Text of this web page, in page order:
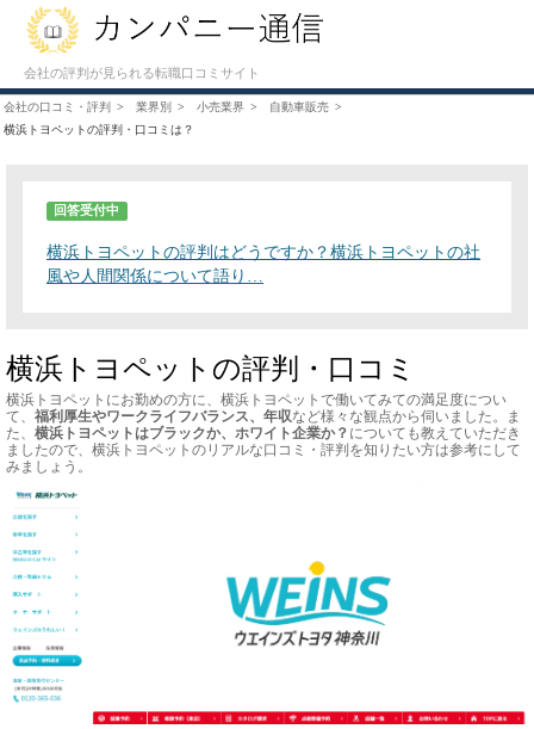
会社の評判が見られる転職口コミサイト
会社の口コミ・評判 業界別 小売業界
自動車販売
横浜トヨペットの評判・口コミは？
回答受付中
横浜トヨペットの評判はどうですか？横浜トヨペットの社
風や人間関係について語り…
横浜トヨペットの評判・口コミ
横浜トヨペットにお勤めの方に、横浜トヨペットで働いてみての満足度につい
て、 福利厚生やワークライフバランス、年収など様々な観点から伺いました。ま
た、 横浜トヨペットはブラックか、ホワイト企業か？ についても教えていただき
ましたので、横浜トヨペットのリアルな口コミ・評判を知りたい方は参考にして
みましょう。